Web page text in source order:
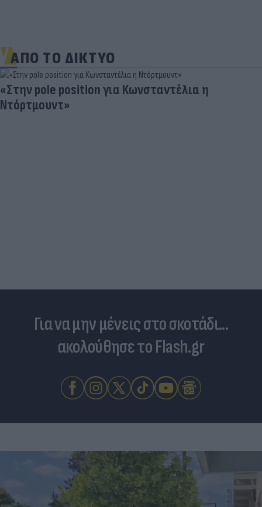
ΑΠΟ ΤΟ ΔΙΚΤΥΟ
«Στην pole position για Κωνσταντέλια η
Ντόρτμουντ»
Για να μην μένεις στο σκοτάδι...
ακολούθησε το Flash.gr